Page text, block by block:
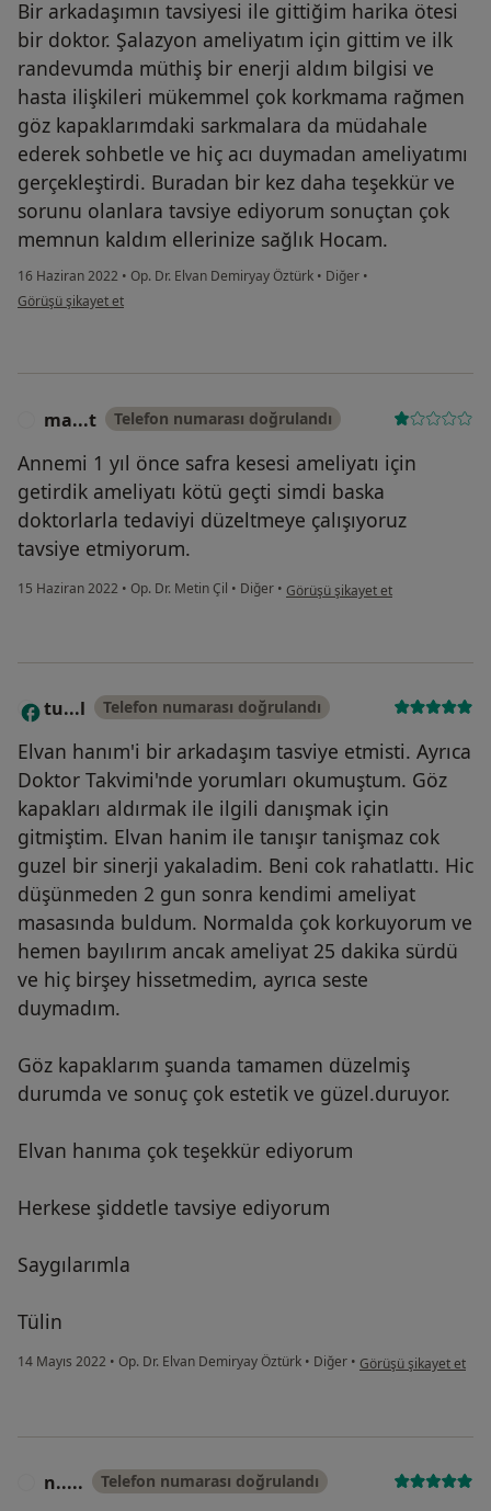
Bir arkadaşımın tavsiyesi ile gittiğim harika ötesi
bir doktor. Şalazyon ameliyatım için gittim ve ilk
randevumda müthiş bir enerji aldım bilgisi ve
hasta ilişkileri mükemmel çok korkmama rağmen
göz kapaklarımdaki sarkmalara da müdahale
ederek sohbetle ve hiç acı duymadan ameliyatımı
gerçekleştirdi. Buradan bir kez daha teşekkür ve
sorunu olanlara tavsiye ediyorum sonuçtan çok
memnun kaldım ellerinize sağlık Hocam.
16 Haziran 2022 • Op. Dr. Elvan Demiryay Öztürk • Diğer •
kullanıcının görüşüne göre t.....
Görüşü şikayet et
ma...t Telefon numarası doğrulandı
Annemi 1 yıl önce safra kesesi ameliyatı için
getirdik ameliyatı kötü geçti simdi baska
doktorlarla tedaviyi düzeltmeye çalışıyoruz
tavsiye etmiyorum.
15 Haziran 2022 • Op. Dr. Metin Çil • Diğer • kullanıcının görüşüne göre ma...t
Görüşü şikayet et
T tu...l Telefon numarası doğrulandı
Elvan hanım'i bir arkadaşım tasviye etmisti. Ayrıca
Doktor Takvimi'nde yorumları okumuştum. Göz
kapakları aldırmak ile ilgili danışmak için
gitmiştim. Elvan hanim ile tanışır tanişmaz cok
guzel bir sinerji yakaladim. Beni cok rahatlattı. Hic
düşünmeden 2 gun sonra kendimi ameliyat
masasında buldum. Normalda çok korkuyorum ve
hemen bayılırım ancak ameliyat 25 dakika sürdü
ve hiç birşey hissetmedim, ayrıca seste
duymadım.
Göz kapaklarım şuanda tamamen düzelmiş
durumda ve sonuç çok estetik ve güzel.duruyor.
Elvan hanıma çok teşekkür ediyorum
Herkese şiddetle tavsiye ediyorum
Saygılarımla
Tülin
14 Mayıs 2022 • Op. Dr. Elvan Demiryay Öztürk • Diğer • kullanıcının
Görüşü şikayet et
n..... Telefon numarası doğrulandı